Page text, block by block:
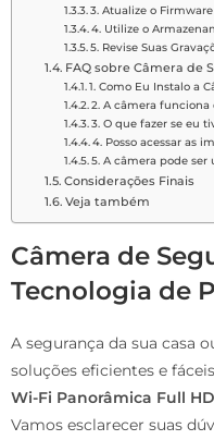
3. Atualize o
4. Utilize o
5. Revise Suas
FAQ sobre Câmera de
1. Como Eu Instalo a
2. A câmera
3. O que fazer se eu
4. Posso acessar as
5. A câmera pode
Considerações Finais
Veja também
Câmera de
Tecnologia de
A segurança da sua casa
soluções eficientes e
Wi-Fi Panorâmica Full HD
Vamos esclarecer suas